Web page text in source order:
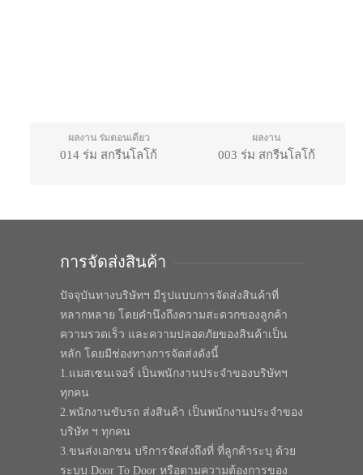
ผลงาน ร่มตอนเดียว
014 ร่ม สกรีนโลโก้
ผลงาน
003 ร่ม สกรีนโลโก้
การจัดส่งสินค้า
ปัจจุบันทางบริษัทฯ มีรูปแบบการจัดส่งสินค้าที่
หลากหลาย โดยคำนึงถึงความสะดวกของลูกค้า
ความรวดเร็ว และความปลอดภัยของสินค้าเป็น
หลัก โดยมีช่องทางการจัดส่งดังนี้
1.แมสเซนเจอร์ เป็นพนักงานประจำของบริษัทฯ
ทุกคน
2.พนักงานขับรถ ส่งสินค้า เป็นพนักงานประจำของ
บริษัท ฯ ทุกคน
3.ขนส่งเอกชน บริการจัดส่งถึงที่ ที่ลูกค้าระบุ ด้วย
ระบบ Door To Door หรือตามความต้องการของ